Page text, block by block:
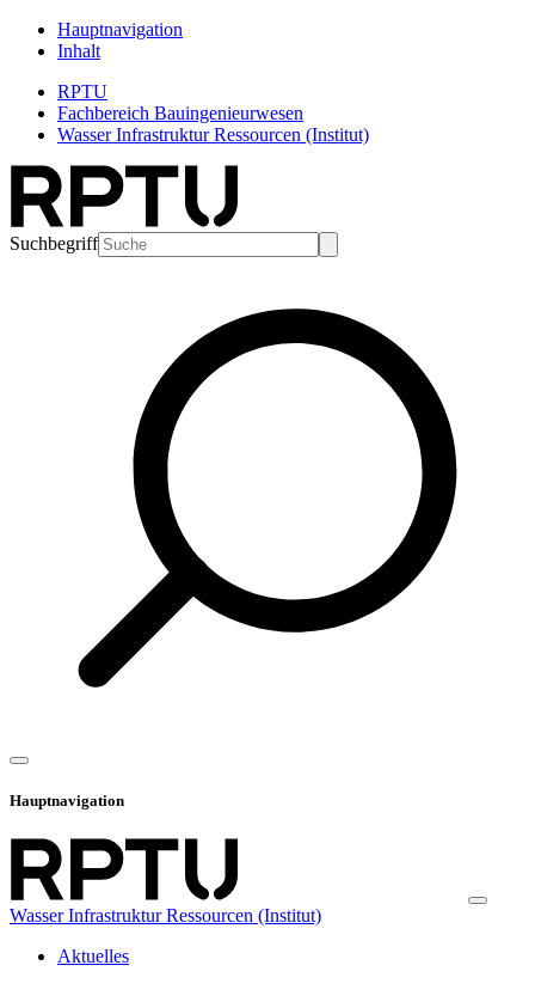
Hauptnavigation
Inhalt
RPTU
Fachbereich Bauingenieurwesen
Wasser Infrastruktur Ressourcen (Institut)
Suchbegriff
Hauptnavigation
Wasser Infrastruktur Ressourcen (Institut)
Aktuelles